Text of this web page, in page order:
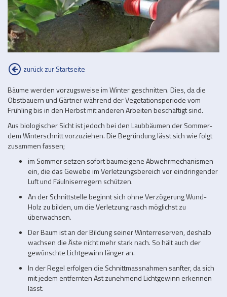
zurück zur Startseite
Bäume werden vorzugsweise im Winter geschnitten. Dies, da die
Obstbauern und Gärtner während der Vegetationsperiode vom
Frühling bis in den Herbst mit anderen Arbeiten beschäftigt sind.
Aus biologischer Sicht ist jedoch bei den Laubbäumen der Sommer-
dem Winterschnitt vorzuziehen. Die Begründung lässt sich wie folgt
zusammen fassen;
im Sommer setzen sofort baumeigene Abwehrmechanismen
ein, die das Gewebe im Verletzungsbereich vor eindringender
Luft und Fäulniserregern schützen.
An der Schnittstelle beginnt sich ohne Verzögerung Wund-
Holz zu bilden, um die Verletzung rasch möglichst zu
überwachsen.
Der Baum ist an der Bildung seiner Winterreserven, deshalb
wachsen die Äste nicht mehr stark nach. So hält auch der
gewünschte Lichtgewinn länger an.
In der Regel erfolgen die Schnittmassnahmen sanfter, da sich
mit jedem entfernten Ast zunehmend Lichtgewinn erkennen
lässt.